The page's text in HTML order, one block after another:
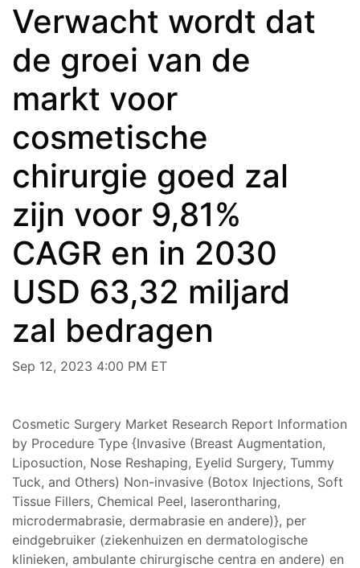
Verwacht wordt dat
de groei van de
markt voor
cosmetische
chirurgie goed zal
zijn voor 9,81%
CAGR en in 2030
USD 63,32 miljard
zal bedragen
Sep 12, 2023 4:00 PM ET
Cosmetic Surgery Market Research Report Information
by Procedure Type {Invasive (Breast Augmentation,
Liposuction, Nose Reshaping, Eyelid Surgery, Tummy
Tuck, and Others) Non-invasive (Botox Injections, Soft
Tissue Fillers, Chemical Peel, laserontharing,
microdermabrasie, dermabrasie en andere)}, per
eindgebruiker (ziekenhuizen en dermatologische
klinieken, ambulante chirurgische centra en andere) en